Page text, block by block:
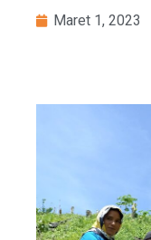
Maret 1, 2023